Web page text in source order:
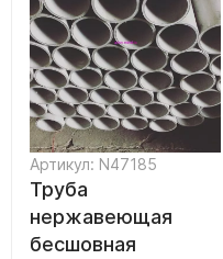
Артикул: N47185
Труба
нержавеющая
бесшовная